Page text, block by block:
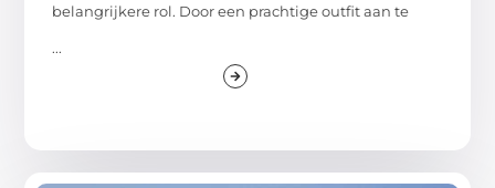
belangrijkere rol. Door een prachtige outfit aan te
...